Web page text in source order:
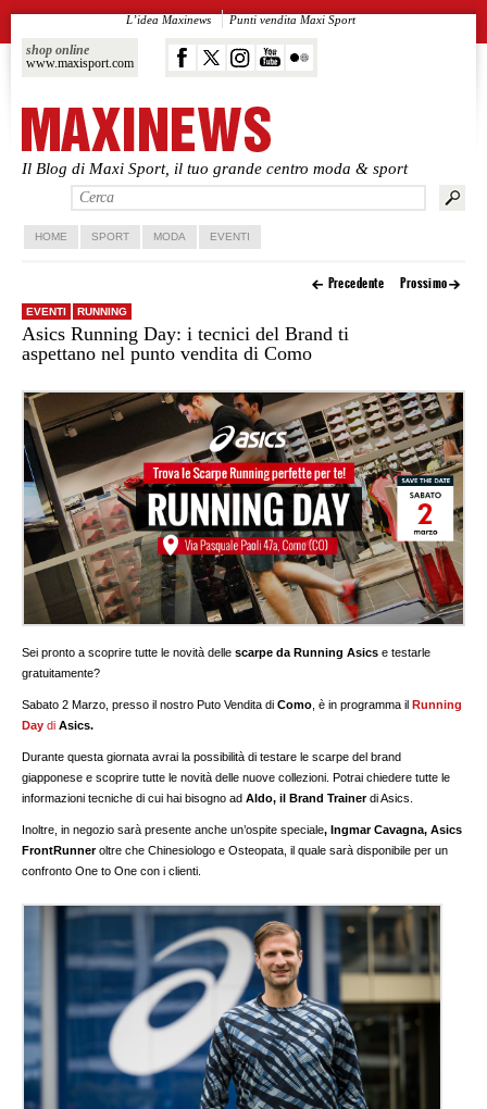
Il Blog di Maxi Sport, il tuo grande centro moda & sport
shop online
www.maxisport.com
L’idea Maxinews Punti vendita Maxi Sport
Vai al contenuto principale
Vai al contenuto secondario
HOME SPORT MODA EVENTI
Precedente Prossimo
EVENTI RUNNING
Asics Running Day: i tecnici del Brand ti
aspettano nel punto vendita di Como
Sei pronto a scoprire tutte le novità dellescarpe da Running Asics e testarle
gratuitamente?
Sabato 2 Marzo, presso il nostro Puto Vendita diComo , è in programma ilRunning
DaydiAsics.
Durante questa giornata avrai la possibilità di testare le scarpe del brand
giapponese e scoprire tutte le novità delle nuove collezioni. Potrai chiedere tutte le
informazioni tecniche di cui hai bisogno adAldo, il Brand Trainerdi Asics.
Inoltre, in negozio sarà presente anche un’ospite speciale, Ingmar Cavagna, Asics
FrontRunneroltre che Chinesiologo e Osteopata, il quale sarà disponibile per un
confronto One to One con i clienti.